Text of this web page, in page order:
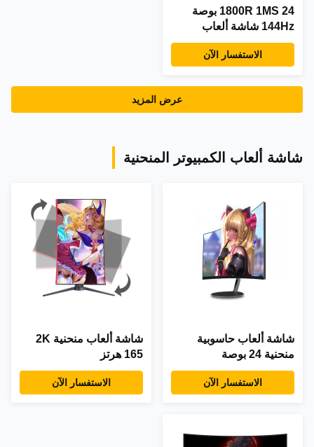
1800R 1MS 24 بوصة
144Hz شاشة ألعاب
الاستفسار الآن
عرض المزيد
شاشة ألعاب الكمبيوتر المنحنية
شاشة ألعاب حاسوبية
منحنية 24 بوصة
الاستفسار الآن
شاشة ألعاب منحنية 2K
165 هرتز
الاستفسار الآن